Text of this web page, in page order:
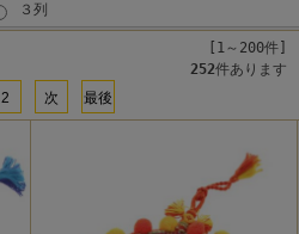
３列
[1～200件]
252件あります
2 次 最後